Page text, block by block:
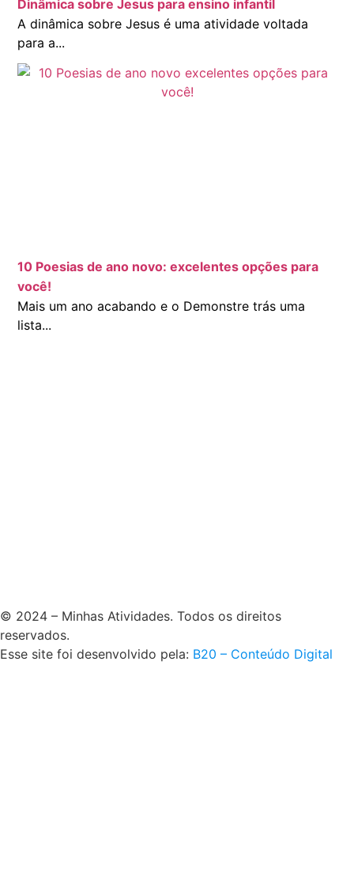
Dinâmica sobre Jesus para ensino infantil
A dinâmica sobre Jesus é uma atividade voltada
para a...
10 Poesias de ano novo: excelentes opções para
você!
Mais um ano acabando e o Demonstre trás uma
lista...
© 2024 – Minhas Atividades. Todos os direitos
reservados.
Esse site foi desenvolvido pela: B20 – Conteúdo Digital